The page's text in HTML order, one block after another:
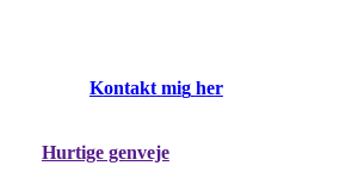
Kontakt mig her
Hurtige genveje